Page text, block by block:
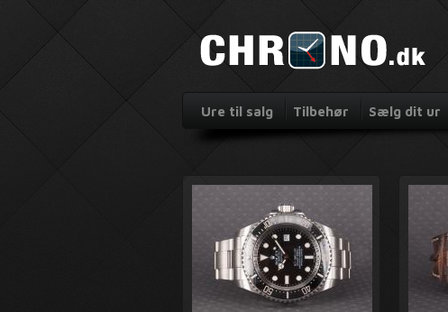
Ure til salg Tilbehør Sælg dit ur